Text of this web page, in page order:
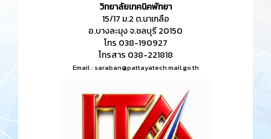
ประกาศวิทยาลัยเทคนิคพัทยา เรื่องแนวทางการเผยแพร่ข้อมูล
ต่อสาธารณะผ่านเว็ปไซต์ของหน่วยงาน